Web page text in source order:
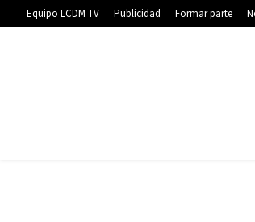
Equipo LCDM TV Publicidad Formar parte